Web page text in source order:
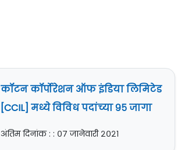
कॉटन कॉर्पोरेशन ऑफ इंडिया लिमिटेड
[CCIL] मध्ये विविध पदांच्या ९५ जागा
अंतिम दिनांक : : ०७ जानेवारी २०२१